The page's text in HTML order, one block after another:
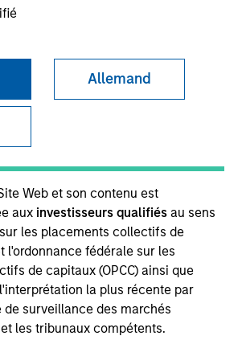
Allemand
Web et son contenu est
aux investisseurs qualifiésau sens
les placements collectifs de
l'ordonnance fédérale sur les
de capitaux (OPCC) ainsi que
la plus récente par
de surveillance des marchés
les tribunaux compétents.